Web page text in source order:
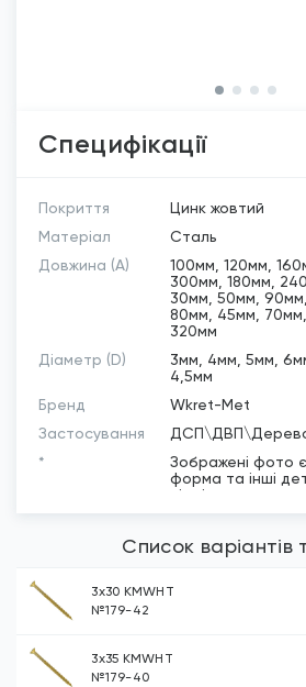
Специфікації
Покриття
Цинк жовтий
Матеріал
Сталь
Довжина (A)
100мм, 120мм,
300мм, 180мм,
30мм, 50мм,
80мм, 45мм,
320мм
Діаметр (D)
3мм, 4мм, 5мм,
4,5мм
Бренд
Wkret-Met
Застосування
*
Зображені фото є
форма та інші
відрізнятись в
Список варіантів
3х30 KMWHT
№179-42
3х35 KMWHT
№179-40